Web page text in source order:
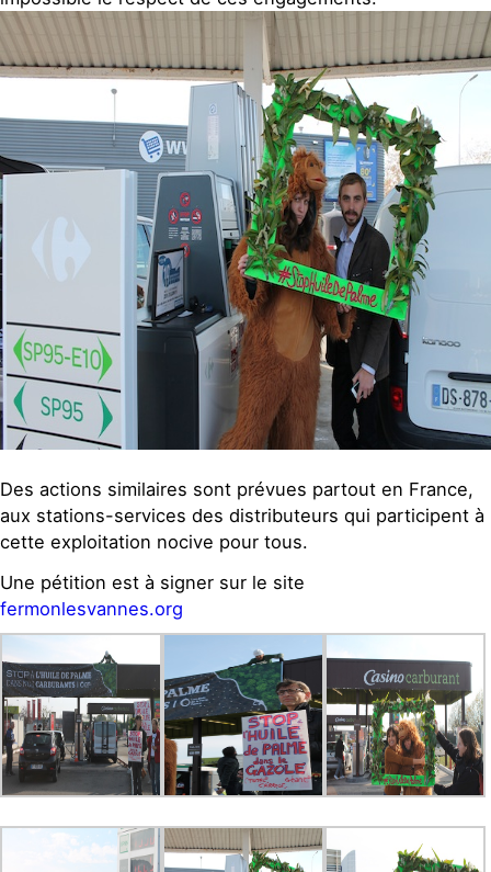
Des actions similaires sont prévues partout en France,
aux stations-services des distributeurs qui participent à
cette exploitation nocive pour tous.
Une pétition est à signer sur le site
fermonlesvannes.org